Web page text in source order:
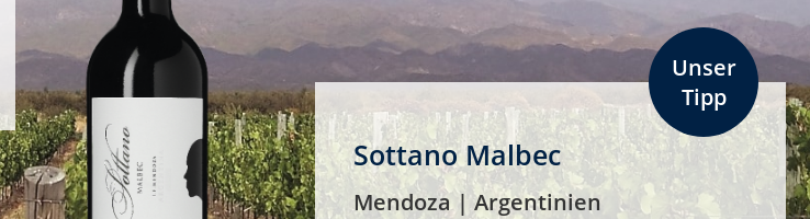
Unser
Tipp
Sottano Malbec
Mendoza | Argentinien